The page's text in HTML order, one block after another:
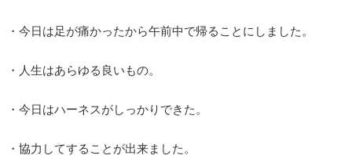
・今日は足が痛かったから午前中で帰ることにしました。
・人生はあらゆる良いもの。
・今日はハーネスがしっかりできた。
・協力してすることが出来ました。